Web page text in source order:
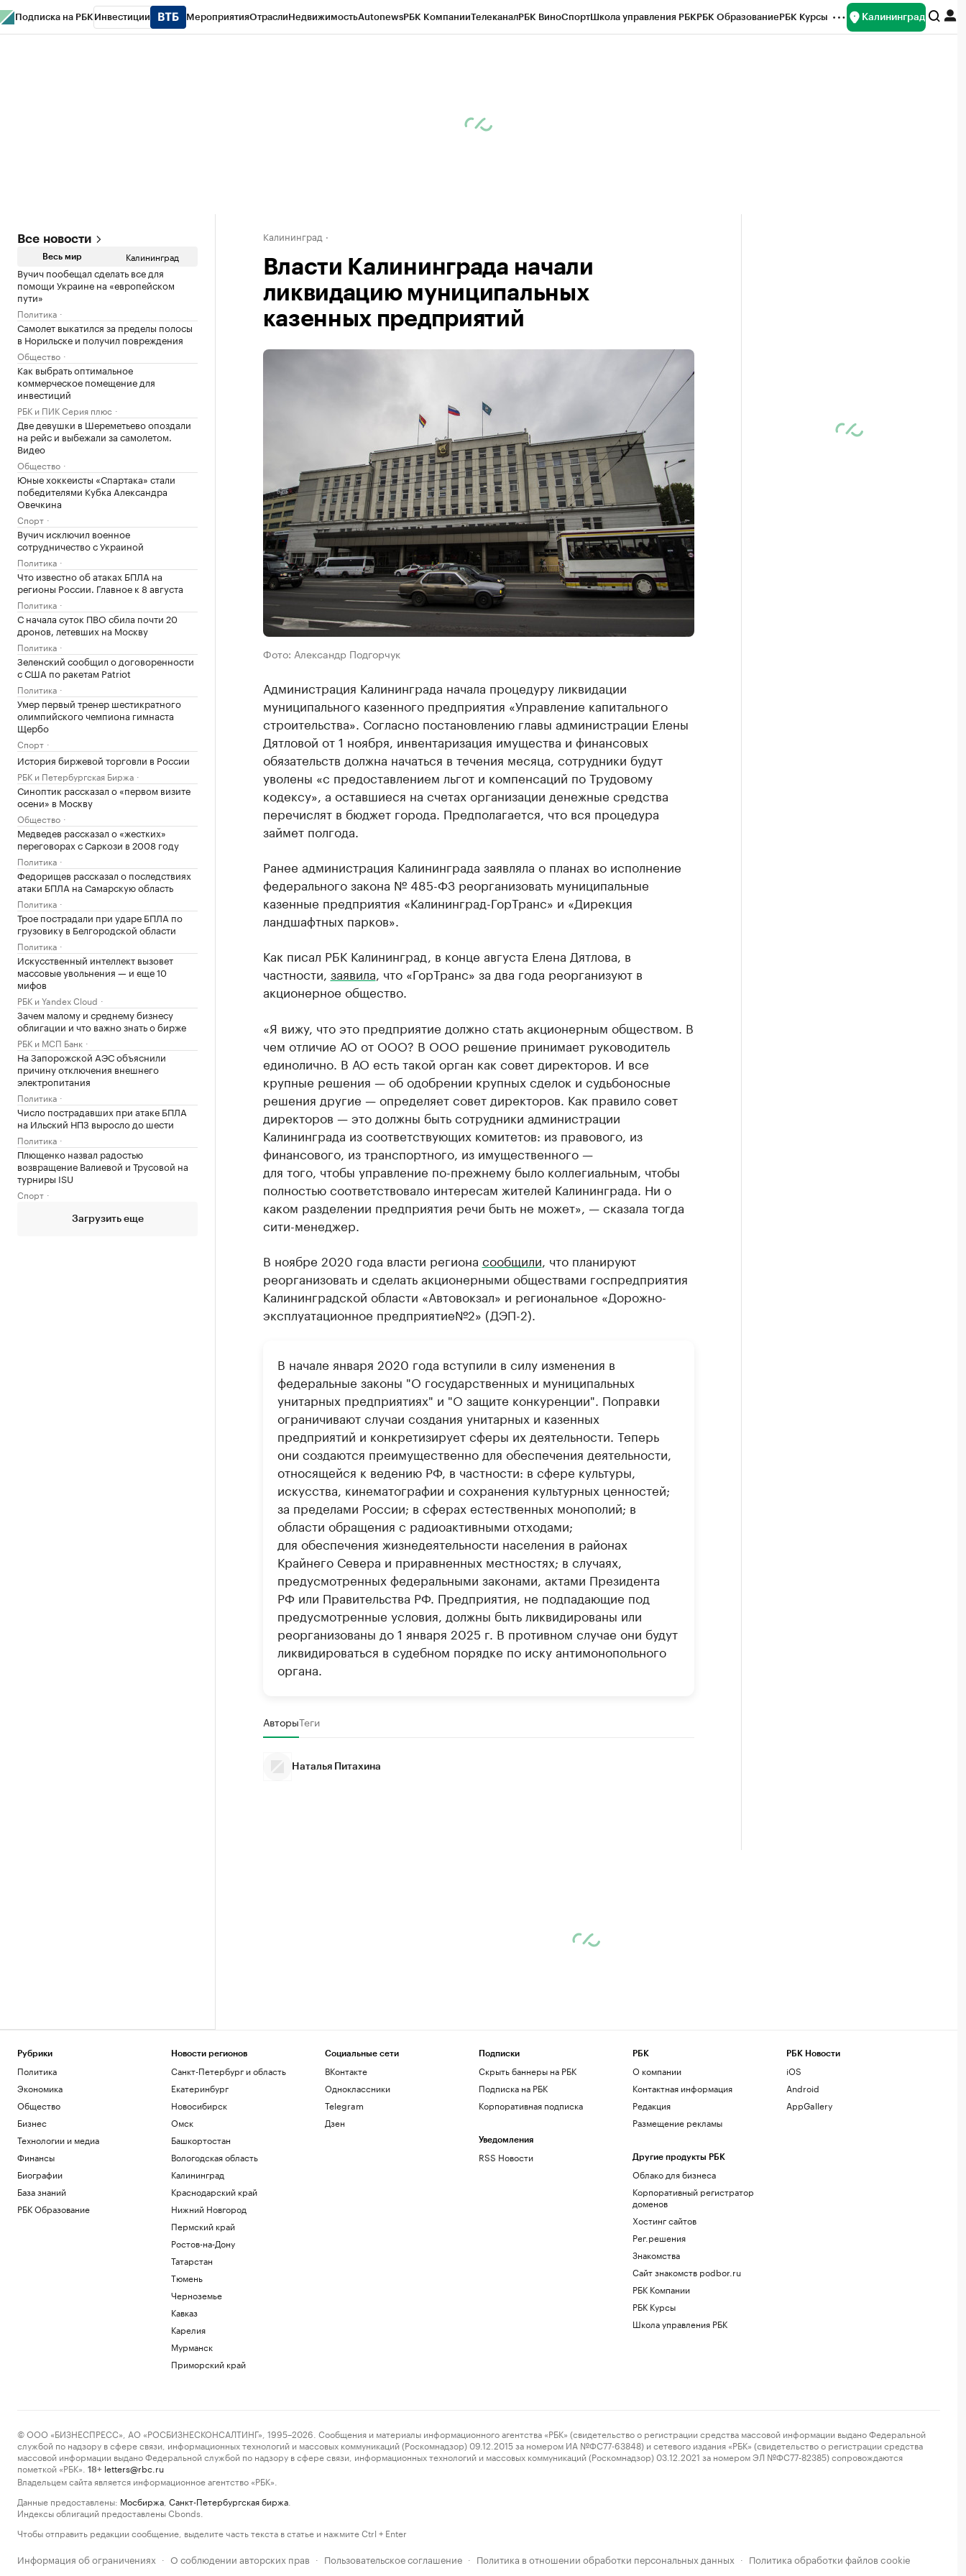
Подписка на РБК Инвестиции МероприятияОтраслиНедвижимостьAutonewsРБК КомпанииТелеканалРБК ВиноСпортШкола управления РБКРБК ОбразованиеРБК Курсы Калининград
Все новости
Весь мир Калининград
Вучич пообещал сделать все для
помощи Украине на «европейском
пути»
Политика
Самолет выкатился за пределы полосы
в Норильске и получил повреждения
Общество
Как выбрать оптимальное
коммерческое помещение для
инвестиций
РБК и ПИК Серия плюс
Две девушки в Шереметьево опоздали
на рейс и выбежали за самолетом.
Видео
Общество
Юные хоккеисты «Спартака» стали
победителями Кубка Александра
Овечкина
Спорт
Вучич исключил военное
сотрудничество с Украиной
Политика
Что известно об атаках БПЛА на
регионы России. Главное к 8 августа
Политика
С начала суток ПВО сбила почти 20
дронов, летевших на Москву
Политика
Зеленский сообщил о договоренности
с США по ракетам Patriot
Политика
Умер первый тренер шестикратного
олимпийского чемпиона гимнаста
Щербо
Спорт
История биржевой торговли в России
РБК и Петербургская Биржа
Синоптик рассказал о «первом визите
осени» в Москву
Общество
Медведев рассказал о «жестких»
переговорах с Саркози в 2008 году
Политика
Федорищев рассказал о последствиях
атаки БПЛА на Самарскую область
Политика
Трое пострадали при ударе БПЛА по
грузовику в Белгородской области
Политика
Искусственный интеллект вызовет
массовые увольнения — и еще 10
мифов
РБК и Yandex Cloud
Зачем малому и среднему бизнесу
облигации и что важно знать о бирже
РБК и МСП Банк
На Запорожской АЭС объяснили
причину отключения внешнего
электропитания
Политика
Число пострадавших при атаке БПЛА
на Ильский НПЗ выросло до шести
Политика
Плющенко назвал радостью
возвращение Валиевой и Трусовой на
турниры ISU
Спорт
Загрузить еще
Калининград
Власти Калининграда начали
ликвидацию муниципальных
казенных предприятий
Фото: Александр Подгорчук
Администрация Калининграда начала процедуру ликвидации
муниципального казенного предприятия «Управление капитального
строительства». Согласно постановлению главы администрации Елены
Дятловой от 1 ноября, инвентаризация имущества и финансовых
обязательств должна начаться в течения месяца, сотрудники будут
уволены «с предоставлением льгот и компенсаций по Трудовому
кодексу», а оставшиеся на счетах организации денежные средства
перечислят в бюджет города. Предполагается, что вся процедура
займет полгода.
Ранее администрация Калининграда заявляла о планах во исполнение
федерального закона № 485-ФЗ реорганизовать муниципальные
казенные предприятия «Калининград-ГорТранс» и «Дирекция
ландшафтных парков».
Как писал РБК Калининград, в конце августа Елена Дятлова, в
частности, заявила , что «ГорТранс» за два года реорганизуют в
акционерное общество.
«Я вижу, что это предприятие должно стать акционерным обществом. В
чем отличие АО от ООО? В ООО решение принимает руководитель
единолично. В АО есть такой орган как совет директоров. И все
крупные решения — об одобрении крупных сделок и судьбоносные
решения другие — определяет совет директоров. Как правило совет
директоров — это должны быть сотрудники администрации
Калининграда из соответствующих комитетов: из правового, из
финансового, из транспортного, из имущественного —
для того, чтобы управление по-прежнему было коллегиальным, чтобы
полностью соответствовало интересам жителей Калининграда. Ни о
каком разделении предприятия речи быть не может», — сказала тогда
сити-менеджер.
В ноябре 2020 года власти региона сообщили , что планируют
реорганизовать и сделать акционерными обществами госпредприятия
Калининградской области «Автовокзал» и региональное «Дорожно-
эксплуатационное предприятие№2» (ДЭП-2).
В начале января 2020 года вступили в силу изменения в
федеральные законы "О государственных и муниципальных
унитарных предприятиях" и "О защите конкуренции". Поправки
ограничивают случаи создания унитарных и казенных
предприятий и конкретизирует сферы их деятельности. Теперь
они создаются преимущественно для обеспечения деятельности,
относящейся к ведению РФ, в частности: в сфере культуры,
искусства, кинематографии и сохранения культурных ценностей;
за пределами России; в сферах естественных монополий; в
области обращения с радиоактивными отходами;
для обеспечения жизнедеятельности населения в районах
Крайнего Севера и приравненных местностях; в случаях,
предусмотренных федеральными законами, актами Президента
РФ или Правительства РФ. Предприятия, не подпадающие под
предусмотренные условия, должны быть ликвидированы или
реорганизованы до 1 января 2025 г. В противном случае они будут
ликвидироваться в судебном порядке по иску антимонопольного
органа.
АвторыТеги
Наталья Питахина
Рубрики
Политика
Экономика
Общество
Бизнес
Технологии и медиа
Финансы
Биографии
База знаний
РБК Образование
Новости регионов
Санкт-Петербург и область
Екатеринбург
Новосибирск
Омск
Башкортостан
Вологодская область
Калининград
Краснодарский край
Нижний Новгород
Пермский край
Ростов-на-Дону
Татарстан
Тюмень
Черноземье
Кавказ
Карелия
Мурманск
Приморский край
Социальные сети
ВКонтакте
Одноклассники
Telegram
Дзен
Подписки
Скрыть баннеры на РБК
Подписка на РБК
Корпоративная подписка
Уведомления
RSS Новости
РБК
О компании
Контактная информация
Редакция
Размещение рекламы
Другие продукты РБК
Облако для бизнеса
Корпоративный регистратор
доменов
Хостинг сайтов
Рег.решения
Знакомства
Сайт знакомств podbor.ru
РБК Компании
РБК Курсы
Школа управления РБК
РБК Новости
iOS
Android
AppGallery
© ООО «БИЗНЕСПРЕСС», АО «РОСБИЗНЕСКОНСАЛТИНГ», 1995–2026. Сообщения и материалы информационного агентства «РБК» (свидетельство о регистрации средства массовой информации выдано Федеральной
службой по надзору в сфере связи, информационных технологий и массовых коммуникаций (Роскомнадзор) 09.12.2015 за номером ИА №ФС77-63848) и сетевого издания «РБК» (свидетельство о регистрации средства
массовой информации выдано Федеральной службой по надзору в сфере связи, информационных технологий и массовых коммуникаций (Роскомнадзор) 03.12.2021 за номером ЭЛ №ФС77-82385) сопровождаются
пометкой «РБК».
18+ letters@rbc.ru
Владельцем сайта является информационное агентство «РБК».
Данные предоставлены: Мосбиржа Санкт-Петербургская биржа
Индексы облигаций предоставлены Cbonds.
Чтобы отправить редакции сообщение, выделите часть текста в статье и нажмите Ctrl + Enter
Информация об ограничениях · О соблюдении авторских прав · Пользовательское соглашение · Политика в отношении обработки персональных данных · Политика обработки файлов cookie